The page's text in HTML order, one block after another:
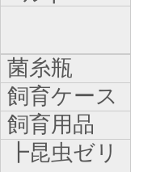
菌糸瓶
飼育ケース
飼育用品
┣昆虫ゼリ